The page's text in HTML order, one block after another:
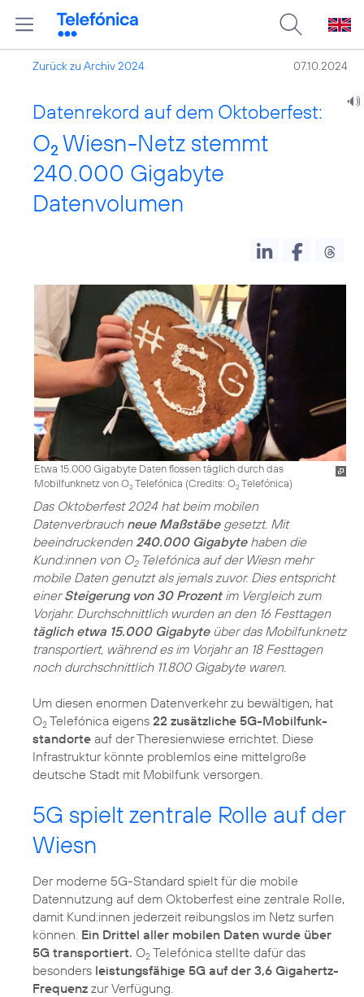
Zurück zu Archiv 2024 07.10.2024
Datenrekord auf dem Oktoberfest:
O2 Wiesn-Netz stemmt
240.000 Gigabyte
Datenvolumen
Etwa 15.000 Gigabyte Daten flossen täglich durch das
Mobilfunknetz von O2Telefónica (Credits: O2Telefónica)
Das Oktoberfest 2024 hat beim mobilen
Datenverbrauch neue Maßstäbegesetzt. Mit
beeindruckenden 240.000 Gigabytehaben die
Kund:innen von O2Telefónica auf der Wiesn mehr
mobile Daten genutzt als jemals zuvor. Dies entspricht
einerSteigerung von 30 Prozentim Vergleich zum
Vorjahr. Durchschnittlich wurden an den 16 Festtagen
täglich etwa 15.000 Gigabyteüber das Mobilfunknetz
transportiert, während es im Vorjahr an 18 Festtagen
noch durchschnittlich 11.800 Gigabyte waren.
Um diesen enormen Datenverkehr zu bewältigen, hat
O2 Telefónica eigens 22 zusätzliche 5G-Mobilfunk­
standorte auf der Theresienwiese errichtet. Diese
Infrastruktur könnte problemlos eine mittelgroße
deutsche Stadt mit Mobilfunk versorgen.
5G spielt zentrale Rolle auf der
Wiesn
Der moderne 5G-Standard spielt für die mobile
Datennutzung auf dem Oktoberfest eine zentrale Rolle,
damit Kund:innen jederzeit reibungslos im Netz surfen
können. Ein Drittel aller mobilen Daten wurde über
5G transportiert. O2 Telefónica stellte dafür das
besonders leistungsfähige 5G auf der 3,6 Gigahertz-
Frequenz zur Verfügung.